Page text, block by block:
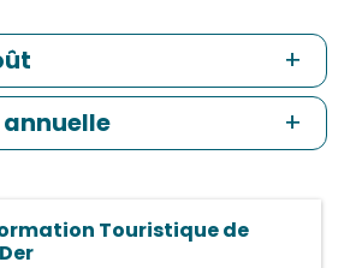
Touristique de